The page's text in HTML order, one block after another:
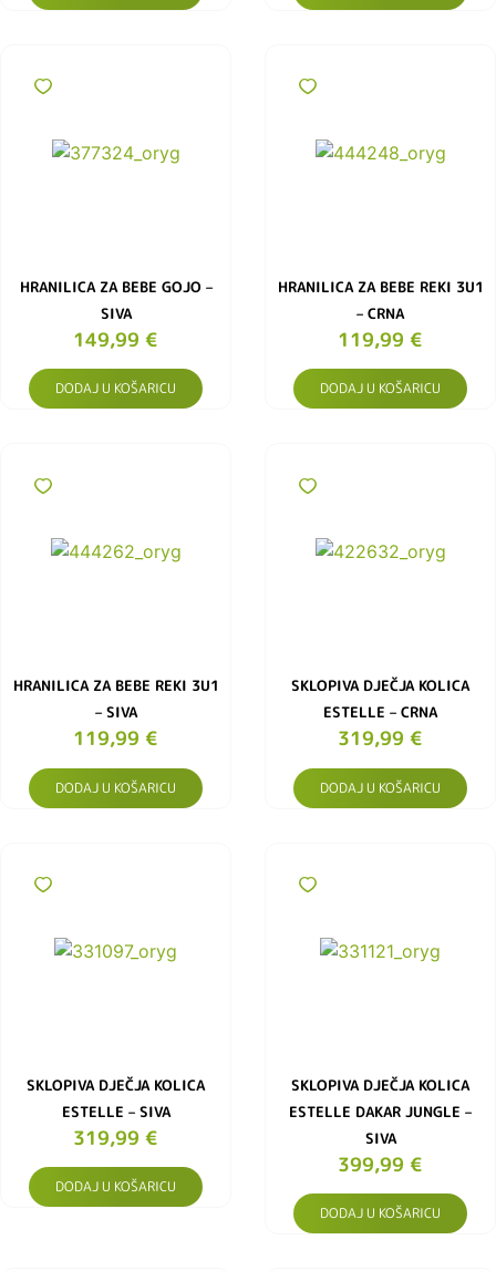
HRANILICA ZA BEBE GOJO –
SIVA
149,99 €
DODAJ U KOŠARICU
HRANILICA ZA BEBE REKI 3U1
– CRNA
119,99 €
DODAJ U KOŠARICU
HRANILICA ZA BEBE REKI 3U1
– SIVA
119,99 €
DODAJ U KOŠARICU
SKLOPIVA DJEČJA KOLICA
ESTELLE – CRNA
319,99 €
DODAJ U KOŠARICU
SKLOPIVA DJEČJA KOLICA
ESTELLE – SIVA
319,99 €
DODAJ U KOŠARICU
SKLOPIVA DJEČJA KOLICA
ESTELLE DAKAR JUNGLE –
SIVA
399,99 €
DODAJ U KOŠARICU